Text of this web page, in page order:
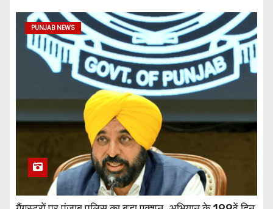
PUNJAB NEWS